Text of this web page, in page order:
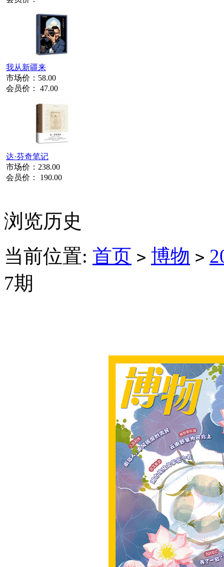
我从新疆来
市场价： 58.00
会员价： 47.00
达·芬奇笔记
市场价： 238.00
会员价： 190.00
浏览历史
当前位置: 首页 > 博物 >
7期